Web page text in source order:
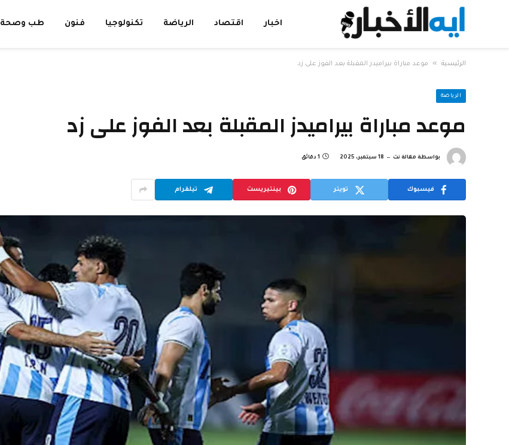
اخبار اقتصاد الرياضة تكنولوجيا فنون طب وصحة
الرئيسية » موعد مباراة بيراميدز المقبلة بعد الفوز على زد
الرياضة
موعد مباراة بيراميدز المقبلة بعد الفوز على زد
بواسطة مقالة نت 18 سبتمبر، 2025 1 دقائق
فيسبوك تويتر بينتيريست تيلقرام